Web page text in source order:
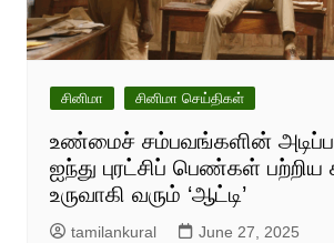
சினிமா சினிமா செய்திகள்
உண்மைச் சம்பவங்களின்
ஐந்து புரட்சிப் பெண்கள்
உருவாகி வரும் ‘ஆட்டி’
tamilankural June 27, 2025